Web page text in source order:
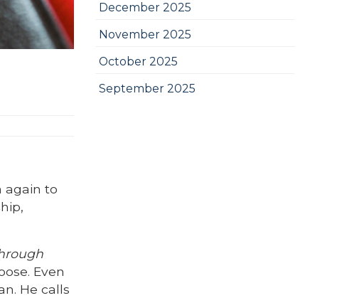
again to
Even
He calls
December 2025
November 2025
October 2025
September 2025